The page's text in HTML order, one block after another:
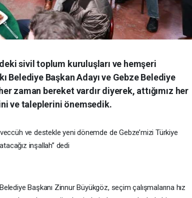
sivil toplum kuruluşları ve hemşeri
Başkan Adayı ve Gebze Belediye
zaman bereket vardır diyerek, attığımız her
ve taleplerini önemsedik.
ve destekle yeni dönemde de Gebze’mizi Türkiye
inşallah” dedi
Başkanı Zinnur Büyükgöz, seçim çalışmalarına hız